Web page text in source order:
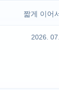
짧게 이어
2026.